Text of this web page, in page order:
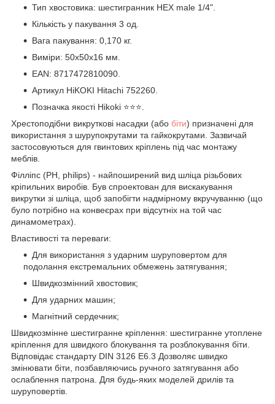
Тип хвостовика: шестигранник HEX male 1/4".
Кількість у пакування 3 од.
Вага пакування: 0,170 кг.
Виміри: 50x50x16 мм.
EAN: 8717472810090.
Артикул HiKOKI Hitachi 752260.
Позначка якості Hikoki ⭐️⭐️⭐️.
Хрестоподібни викруткові насадки (або біти) призначені для
використання з шурупокрутами та гайкокрутами. Зазвичай
застосовуються для гвинтових кріплень під час монтажу
меблів.
Філліпс (PH, philips) - найпоширений вид шліца різьбових
кріпильних виробів. Був спроектован для вискакування
викрутки зі шліца, щоб запобігти надмірному вкручуванню (що
було потрібно на конвеєрах при відсутніх на той час
динамометрах).
Властивості та переваги:
Для використання з ударним шуруповертом для
подолання екстремальних обмежень затягування;
Швидкозмінний хвостовик;
Для ударних машин;
Магнітний сердечник;
Швидкозмінне шестигранне кріплення: шестигранне утоплене
кріплення для швидкого блокування та розблокування біти.
Відповідає стандарту DIN 3126 E6.3 Дозволяє швидко
змінювати біти, позбавляючись ручного затягування або
ослаблення патрона. Для будь-яких моделей дрилів та
шуруповертів.